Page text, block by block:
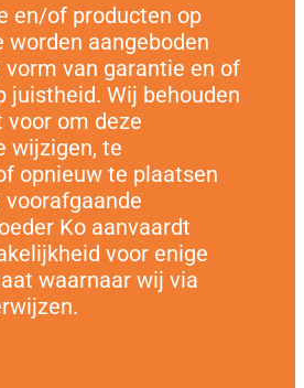
en/of producten op
worden aangeboden
vorm van garantie en of
juistheid. Wij behouden
voor om deze
wijzigen, te
opnieuw te plaatsen
voorafgaande
Ko aanvaardt
voor enige
waarnaar wij via